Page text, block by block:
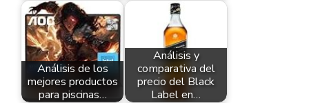
Análisis de los
mejores productos
para piscinas…
Análisis y
comparativa del
precio del Black
Label en…